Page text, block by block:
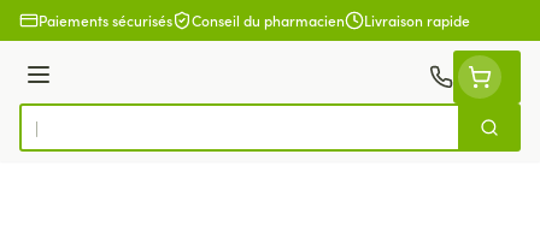
Aller au contenu
Paiements sécurisés Conseil du pharmacien Livraison rapide
Menu
Rechercher